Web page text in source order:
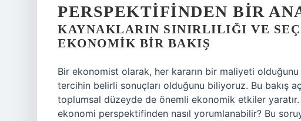
PERSPEKTIFINDEN BIR
KAYNAKLARIN SINIRLILIĞI VE
EKONOMIK BIR BAKIŞ
Bir ekonomist olarak, her kararın bir maliyeti olduğunu
tercihin belirli sonuçları olduğunu biliyoruz. Bu bakış
toplumsal düzeyde de önemli ekonomik etkiler
ekonomi perspektifinden nasıl yorumlanabilir? Bu